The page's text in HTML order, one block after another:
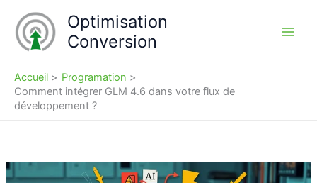
contenu
Optimisation
Conversion
Accueil
Programation
Comment intégrer GLM 4.6 dans votre flux de
développement ?